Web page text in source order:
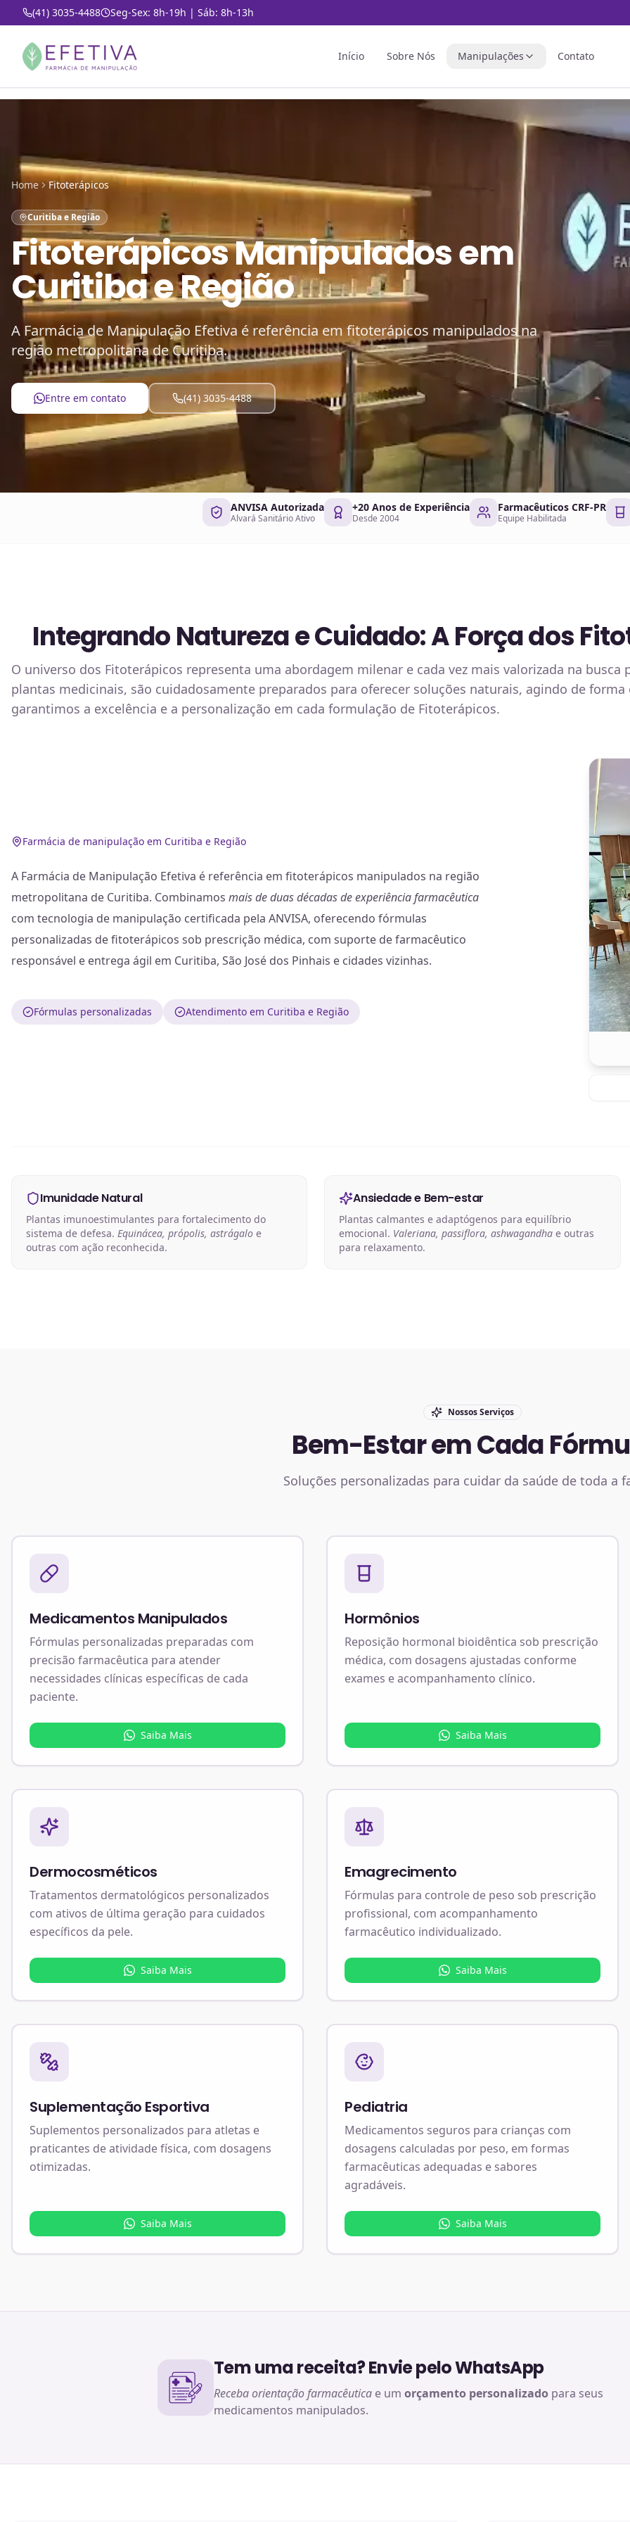
(41) 3035-4488 Seg-Sex: 8h-19h | Sáb: 8h-13h
Início Sobre Nós Manipulações Contato
Home Fitoterápicos
Curitiba e Região
Fitoterápicos Manipuladosem
Curitiba e Região
A Farmácia de Manipulação Efetiva é referência em fitoterápicos manipulados na
região metropolitana de Curitiba.
Entre em contato (41) 3035-4488
ANVISA Autorizada
Alvará Sanitário Ativo
+20 Anos de Experiência
Desde 2004
Farmacêuticos CRF-PR
Equipe Habilitada
Integrando Natureza e Cuidado: A Força dos
O universo dos Fitoterápicos representa uma abordagem milenar e cada vez mais valorizada na
plantas medicinais, são cuidadosamente preparados para oferecer soluções naturais, agindo de
garantimos a excelência e a personalização em cada formulação de Fitoterápicos.
Farmácia de manipulação em Curitiba e Região
A Farmácia de Manipulação Efetiva é referência em fitoterápicos manipulados na região
metropolitana de Curitiba. Combinamos mais de duas décadas de experiência farmacêutica
com tecnologia de manipulação certificada pela ANVISA, oferecendo fórmulas
personalizadas de fitoterápicos sob prescrição médica, com suporte de farmacêutico
responsável e entrega ágil em Curitiba, São José dos Pinhais e cidades vizinhas.
Fórmulas personalizadas Atendimento em Curitiba e Região
Imunidade Natural
Plantas imunoestimulantes para fortalecimento do
sistema de defesa. Equinácea, própolis, astrágalo e
outras com ação reconhecida.
Ansiedade e Bem-estar
Plantas calmantes e adaptógenos para equilíbrio
emocional. Valeriana, passiflora, ashwagandha e outras
para relaxamento.
Nossos Serviços
Bem-Estar em Cada
Soluções personalizadas para cuidar da saúde de toda a
Medicamentos Manipulados
Fórmulas personalizadas preparadas com
precisão farmacêutica para atender
necessidades clínicas específicas de cada
paciente.
Saiba Mais
Hormônios
Reposição hormonal bioidêntica sob prescrição
médica, com dosagens ajustadas conforme
exames e acompanhamento clínico.
Saiba Mais
Dermocosméticos
Tratamentos dermatológicos personalizados
com ativos de última geração para cuidados
específicos da pele.
Saiba Mais
Emagrecimento
Fórmulas para controle de peso sob prescrição
profissional, com acompanhamento
farmacêutico individualizado.
Saiba Mais
Suplementação Esportiva
Suplementos personalizados para atletas e
praticantes de atividade física, com dosagens
otimizadas.
Saiba Mais
Pediatria
Medicamentos seguros para crianças com
dosagens calculadas por peso, em formas
farmacêuticas adequadas e sabores
agradáveis.
Saiba Mais
Tem uma receita? Envie pelo WhatsApp
Receba orientação farmacêutica e um orçamento personalizado para seus
medicamentos manipulados.